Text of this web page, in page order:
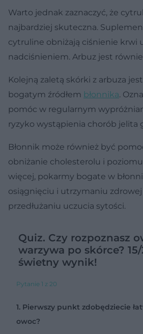
Warto jednak zaznaczyć, że
najbardziej skuteczna.
cytruline obniżają ciśnienie krwi
nadciśnieniem. Arbuz jest
Kolejną zaletą skórki z arbuza
bogatym źródłem błonnika.
pomóc w regularnym
ryzyko wystąpienia chorób jelita
Błonnik może również być
obniżanie cholesterolu i
więcej, pokarmy bogate w
osiągnięciu i utrzymaniu
przedłużaniu uczucia sytości.
Quiz. Czy rozpoznasz
warzywa po skórce?
świetny wynik!
Pytanie 1 z 20
1. Pierwszy punkt zdobędziecie
owoc?